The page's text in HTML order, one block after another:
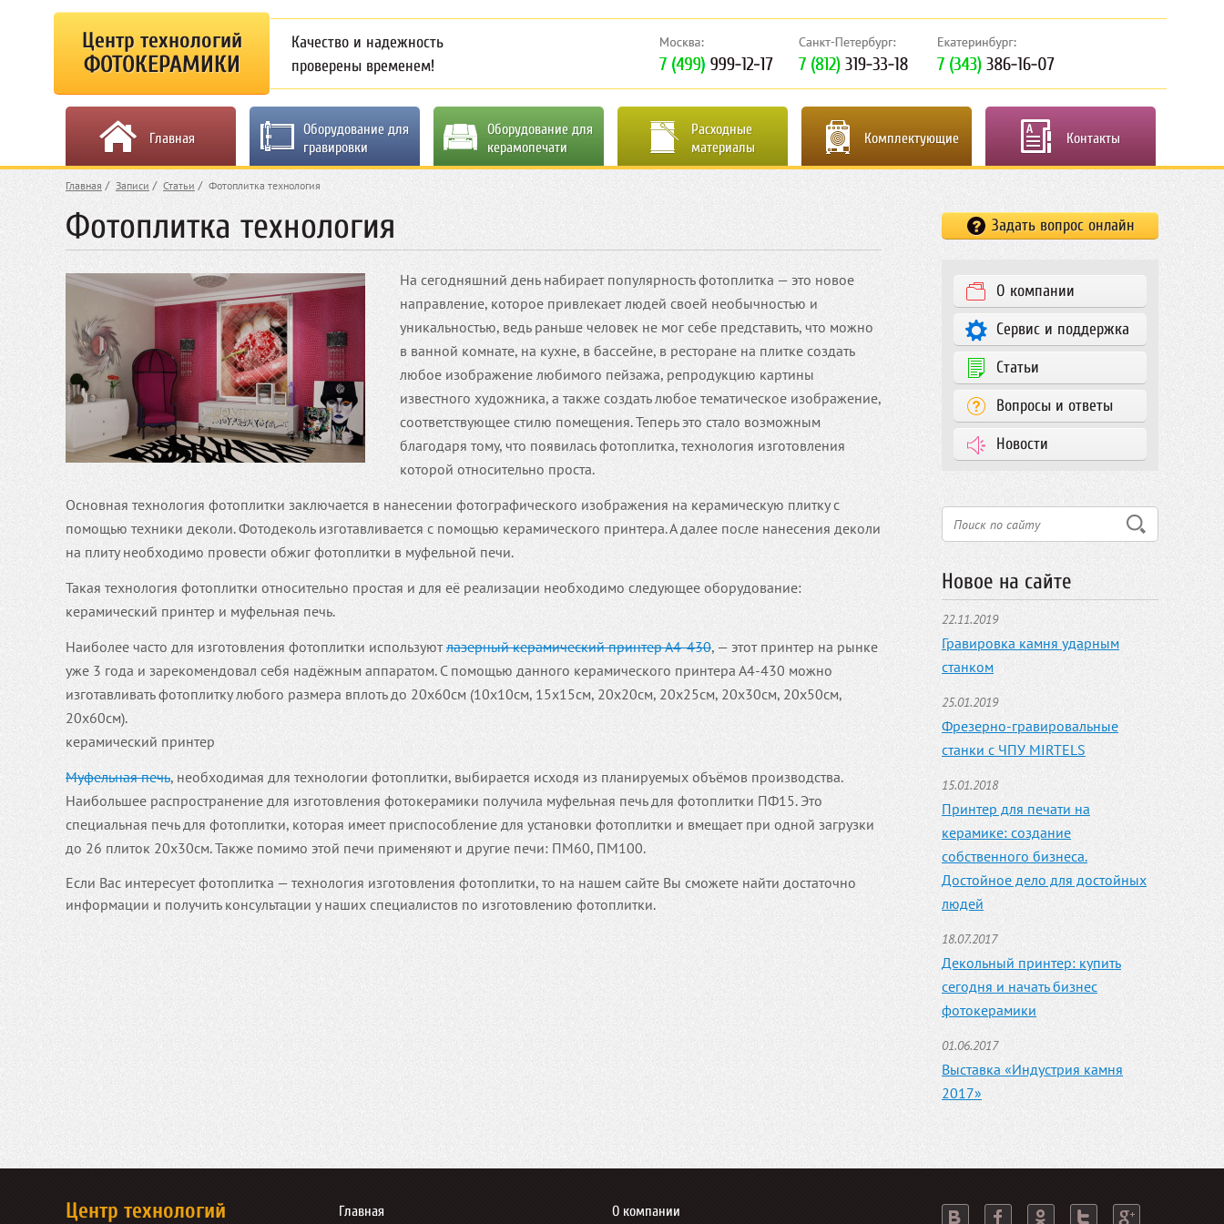
Центр технологий
ФОТОКЕРАМИКИ
Качество и надежность
проверены временем!
Главная
Оборудование для
гравировки
Оборудование для
керамопечати
Расходные
материалы
Комплектующие Контакты
Главная Записи Статьи Фотоплитка технология
Фотоплитка технология
На сегодняшний день набирает популярность фотоплитка — это новое
направление, которое привлекает людей своей необычностью и
уникальностью, ведь раньше человек не мог себе представить, что можно
в ванной комнате, на кухне, в бассейне, в ресторане на плитке создать
любое изображение любимого пейзажа, репродукцию картины
известного художника, а также создать любое тематическое изображение,
соответствующее стилю помещения. Теперь это стало возможным
благодаря тому, что появилась фотоплитка, технология изготовления
которой относительно проста.
Основная технология фотоплитки заключается в нанесении фотографического изображения на керамическую плитку с
помощью техники деколи. Фотодеколь изготавливается с помощью керамического принтера. А далее после нанесения деколи
на плиту необходимо провести обжиг фотоплитки в муфельной печи.
Такая технология фотоплитки относительно простая и для её реализации необходимо следующее оборудование:
керамический принтер и муфельная печь.
Наиболее часто для изготовления фотоплитки используютлазерный керамический принтер А4-430, — этот принтер на рынке
уже 3 года и зарекомендовал себя надёжным аппаратом. С помощью данного керамического принтера А4-430 можно
изготавливать фотоплитку любого размера вплоть до 20х60см (10х10см, 15х15см, 20х20см, 20х25см, 20х30см, 20х50см,
20х60см).
керамический принтер
Муфельная печь, необходимая для технологии фотоплитки, выбирается исходя из планируемых объёмов производства.
Наибольшее распространение для изготовления фотокерамики получила муфельная печь для фотоплитки ПФ15. Это
специальная печь для фотоплитки, которая имеет приспособление для установки фотоплитки и вмещает при одной загрузки
до 26 плиток 20х30см.Также помимо этой печи применяют и другие печи: ПМ60, ПМ100.
Если Вас интересует фотоплитка — технология изготовления фотоплитки, то на нашем сайте Вы сможете найти достаточно
информации и получить консультации у наших специалистов по изготовлению фотоплитки.
Задать вопрос онлайн
О компании
Сервис и поддержка
Статьи
Вопросы и ответы
Новости
Новое на сайте
22.11.2019
Гравировка камня ударным
станком
25.01.2019
Фрезерно-гравировальные
станки с ЧПУ MIRTELS
15.01.2018
Принтер для печати на
керамике: создание
собственного бизнеса.
Достойное дело для достойных
людей
18.07.2017
Декольный принтер: купить
сегодня и начать бизнес
фотокерамики
01.06.2017
Выставка «Индустрия камня
2017»
Центр технологий Главная О компании